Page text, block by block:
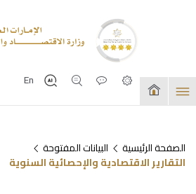
En
الصفحة الرئيسية
البيانات المفتوحة
التقارير الاقتصادية والإحصائية السنوية